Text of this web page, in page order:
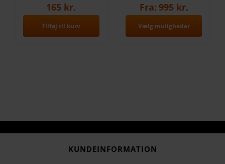
165 kr.
Tilføj til kurv
Fra: 995 kr.
Vælg muligheder
KUNDEINFORMATION